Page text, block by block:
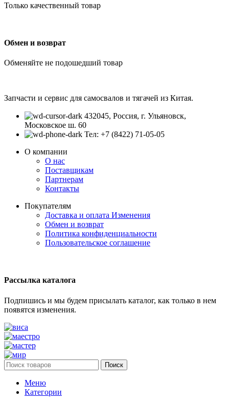
Только качественный товар
Обмен и возврат
Обменяйте не подошедший товар
Запчасти и сервис для самосвалов и тягачей из Китая.
432045, Россия, г. Ульяновск,
Московское ш. 60
Тел: +7 (8422) 71-05-05
О компании
О нас
Поставщикам
Партнерам
Контакты
Покупателям
Доставка и оплата Изменения
Обмен и возврат
Политика конфиденциальности
Пользовательское соглашение
Рассылка каталога
Подпишись и мы будем присылать каталог, как только в нем
появятся изменения.
Поиск
Меню
Категории